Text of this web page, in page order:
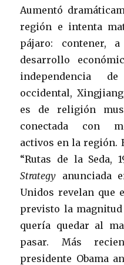
Aumentó
región e intenta
pájaro: contener,
desarrollo
independencia
occidental,
es de religión
conectada con
activos en la región.
“Rutas de la Seda,
Strategy anunciada
Unidos revelan que
previsto la
quería quedar al
pasar. Más
presidente Obama